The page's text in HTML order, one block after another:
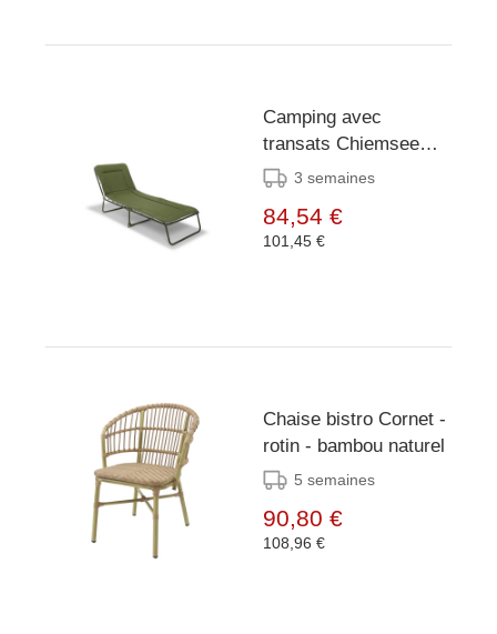
Camping avec
transats Chiemsee
Green3 semaines
84,54 €
101,45 €
Chaise bistro Cornet -
rotin - bambou naturel
5 semaines
90,80 €
108,96 €